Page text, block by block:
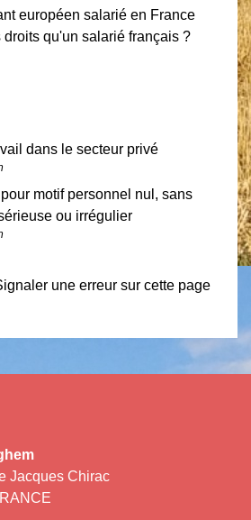
européen salarié en France
droits qu'un salarié français ?
dans le secteur privé
motif personnel nul, sans
ou irrégulier
une erreur sur cette page
Jacques Chirac